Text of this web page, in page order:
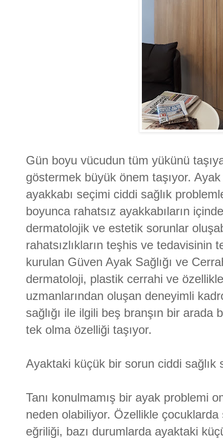
Gün boyu vücudun tüm yükünü
göstermek büyük önem taşıyor.
ayakkabı seçimi ciddi sağlık
boyunca rahatsız ayakkabıların
dermatolojik ve estetik sorunlar
rahatsızlıkların teşhis ve tedavisinin
kurulan Güven Ayak Sağlığı ve
dermatoloji, plastik cerrahi ve
uzmanlarından oluşan deneyimli
sağlığı ile ilgili beş branşın bir
tek olma özelliği taşıyor.
Ayaktaki küçük bir sorun ciddi sağlık
Tanı konulmamış bir ayak problemi
neden olabiliyor. Özellikle çocuklarda
eğriliği, bazı durumlarda ayaktaki